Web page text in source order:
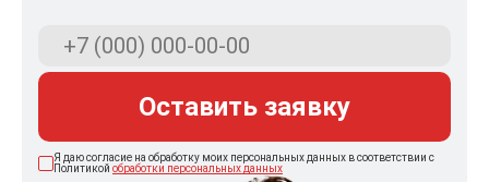
Оставить заявку
Я даю согласие на обработку моих персональных данных в соответствии с
Политикой обработки персональных данных